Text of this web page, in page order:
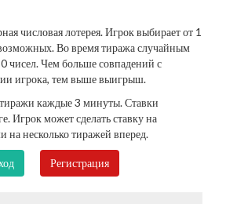
числовая лотерея. Игрок выбирает от 1
Во время тиража случайным
чисел. Чем больше совпадений с
игрока, тем выше выигрыш.
каждые 3 минуты. Ставки
Игрок может сделать ставку на
несколько тиражей вперед.
Регистрация